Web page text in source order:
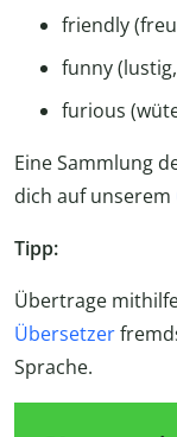
friendly
funny
furious
Eine Sammlung
dich auf unserem
Tipp:
Übertrage
Übersetzer
Sprache.